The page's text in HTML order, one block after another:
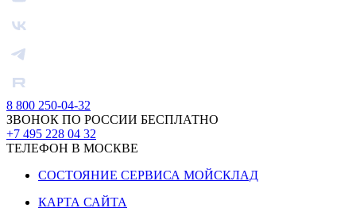
8 800 250-04-32
ЗВОНОК ПО РОССИИ БЕСПЛАТНО
+7 495 228 04 32
ТЕЛЕФОН В МОСКВЕ
СОСТОЯНИЕ СЕРВИСА МОЙСКЛАД
КАРТА САЙТА